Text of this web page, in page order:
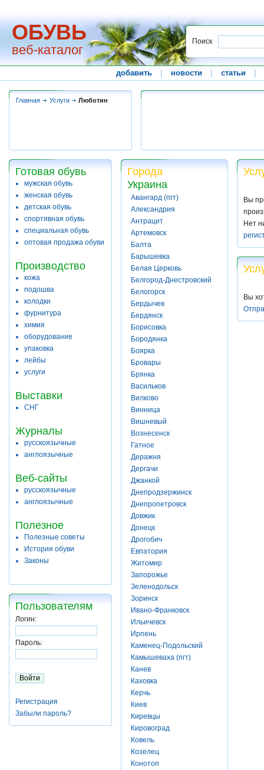
ОБУВЬ
веб-каталог
Поиск
добавить новости статьи
Главная Услуги Люботин
Готовая обувь
мужская обувь
женская обувь
детская обувь
спортивная обувь
специальная обувь
оптовая продажа обуви
Производство
кожа
подошва
колодки
фурнитура
химия
оборудование
упаковка
лейбы
услуги
Выставки
СНГ
Журналы
русскоязычные
англоязычные
Веб-сайты
русскоязычные
англоязычные
Полезное
Полезные советы
История обуви
Законы
Пользователям
Логин:
Пароль:
Регистрация
Забыли пароль?
Города
Украина
Авангард (пгт)
Александрия
Антрацит
Артемовск
Балта
Барышевка
Белая Церковь
Белгород-Днестровский
Белогорск
Бердычев
Бердянск
Борисовка
Бородянка
Боярка
Бровары
Брянка
Васильков
Вилково
Винница
Вишневый
Вознесенск
Гатное
Деражня
Дергачи
Джанкой
Днепродзержинск
Днепропетровск
Довжик
Донецк
Дрогобич
Евпатория
Житомир
Запорожье
Зеленодольск
Зоринск
Ивано-Франковск
Ильичевск
Ирпень
Каменец-Подольский
Камышеваха (пгт)
Канев
Каховка
Керчь
Киев
Киревцы
Кировоград
Ковель
Козелец
Конотоп
Вы
Нет
Вы